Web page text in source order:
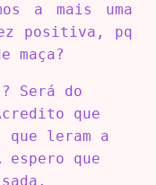
a mais uma
positiva, pq
maça?
Será do
que
leram a
que